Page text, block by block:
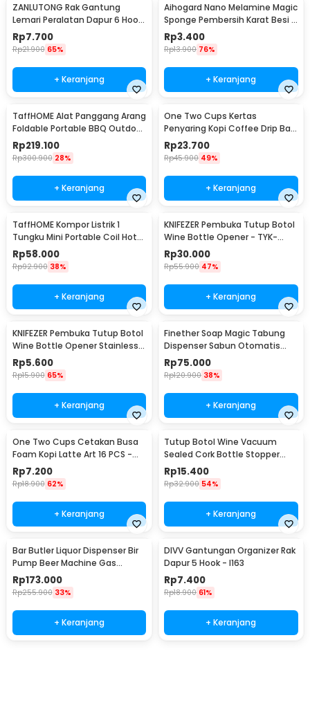
ZANLUTONG Rak Gantung
Lemari Peralatan Dapur 6 Hook
Besi - 2137
Rp7.700
Rp21.900 65%
+ Keranjang
Aihogard Nano Melamine Magic
Sponge Pembersih Karat Besi -
CW62
Rp3.400
Rp13.900 76%
+ Keranjang
TaffHOME Alat Panggang Arang
Foldable Portable BBQ Outdoor
Grill Stove - HWSK77
Rp219.100
Rp300.900 28%
+ Keranjang
One Two Cups Kertas
Penyaring Kopi Coffee Drip Bag
Paper Filter 50PCS - T111
Rp23.700
Rp45.900 49%
+ Keranjang
TaffHOME Kompor Listrik 1
Tungku Mini Portable Coil Hot
Plate 500W - C1-1000-03
Rp58.000
Rp92.900 38%
+ Keranjang
KNIFEZER Pembuka Tutup Botol
Wine Bottle Opener - TYK-
074B
Rp30.000
Rp55.900 47%
+ Keranjang
KNIFEZER Pembuka Tutup Botol
Wine Bottle Opener Stainless
Steel - WS01
Rp5.600
Rp15.900 65%
+ Keranjang
Finether Soap Magic Tabung
Dispenser Sabun Otomatis
400ml - AD-03
Rp75.000
Rp120.900 38%
+ Keranjang
One Two Cups Cetakan Busa
Foam Kopi Latte Art 16 PCS -
JJYE01
Rp7.200
Rp18.900 62%
+ Keranjang
Tutup Botol Wine Vacuum
Sealed Cork Bottle Stopper
Stainless Steel - G94529
Rp15.400
Rp32.900 54%
+ Keranjang
Bar Butler Liquor Dispenser Bir
Pump Beer Machine Gas
Station 900ml - P-36
Rp173.000
Rp255.900 33%
+ Keranjang
DIVV Gantungan Organizer Rak
Dapur 5 Hook - I163
Rp7.400
Rp18.900 61%
+ Keranjang